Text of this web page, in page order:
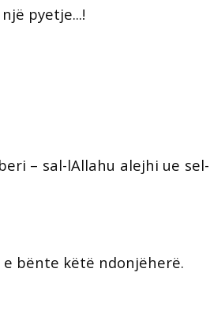
pyetje...!
– sal-lAllahu alejhi ue
bënte këtë ndonjëherë.